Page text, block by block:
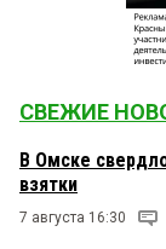
СВЕЖИЕ
В Омске
взятки
7 августа 16:30